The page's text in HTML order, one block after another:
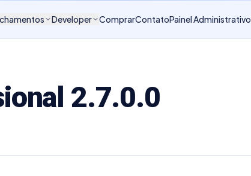
Developer ComprarContatoPainel Administrativo
2.7.0.0